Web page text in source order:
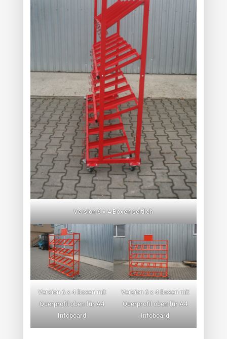
Version 6 x 4 Boxen seitlich
Version 6 x 4 Boxen mit
Querprofil oben für A4
Infoboard
Version 6 x 4 Boxen mit
Querprofil oben für A4
Infoboard